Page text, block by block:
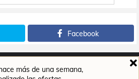
más de una semana,
Facebook
Aviso legal Política de cookies